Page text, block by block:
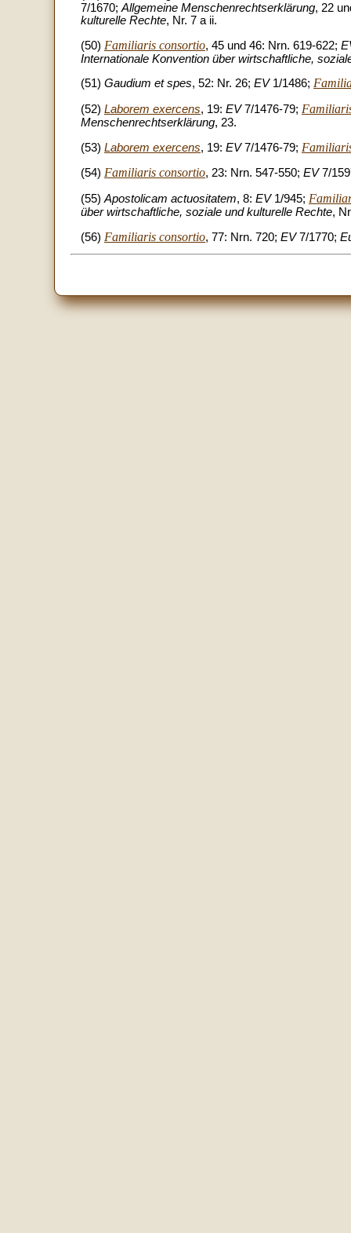
7/1670; Allgemeine Menschenrechtserklärung, 22
kulturelle Rechte, Nr. 7 a ii.
(50) Familiaris consortio, 45 und 46: Nrn. 619-622;
Internationale Konvention über wirtschaftliche,
(51) Gaudium et spes, 52: Nr. 26; EV1/1486;
(52) Laborem exercens, 19: EV7/1476-79;
Menschenrechtserklärung, 23.
(53) Laborem exercens, 19: EV7/1476-79;
(54) Familiaris consortio, 23: Nrn. 547-550; EV7/
(55) Apostolicam actuositatem, 8: EV1/945;
über wirtschaftliche, soziale und kulturelle Rechte,
(56) Familiaris consortio, 77: Nrn. 720; EV7/1770;